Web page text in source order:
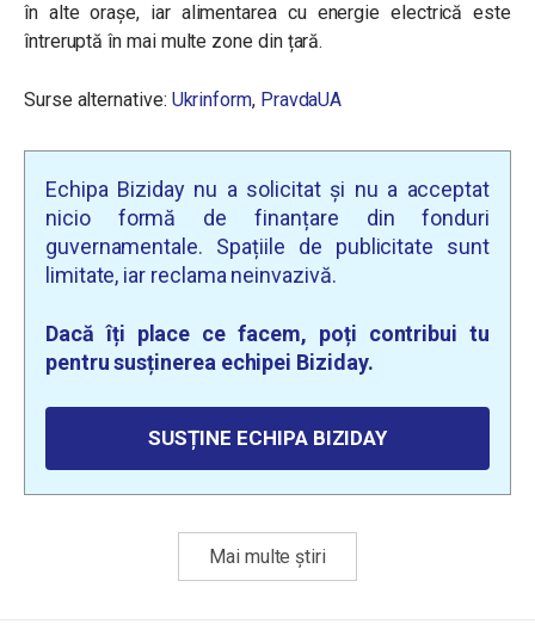
în alte orașe, iar alimentarea cu energie electrică este
întreruptă în mai multe zone din țară.
Surse alternative: Ukrinform, PravdaUA
Echipa Biziday nu a solicitat și nu a acceptat
nicio formă de finanțare din fonduri
guvernamentale. Spațiile de publicitate sunt
limitate, iar reclama neinvazivă.
Dacă îți place ce facem, poți contribui tu
pentru susținerea echipei Biziday.
SUSȚINE ECHIPA BIZIDAY
Mai multe știri